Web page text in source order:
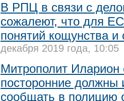
В РПЦ в связи с
сожалеют, что для
понятий кощунства и
декабря 2019 года, 10:05
Митрополит Иларион
посторонние должны
сообщать в полицию